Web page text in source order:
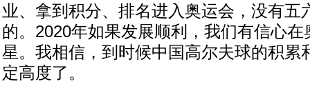
业、拿到积分、排名进入奥运会，没有五
的。2020年如果发展顺利，我们有信心
星。我相信，到时候中国高尔夫球的积累
定高度了。